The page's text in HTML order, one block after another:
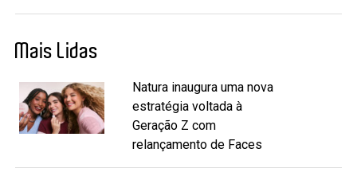
Mais Lidas
Natura inaugura uma nova
estratégia voltada à
Geração Z com
relançamento de Faces